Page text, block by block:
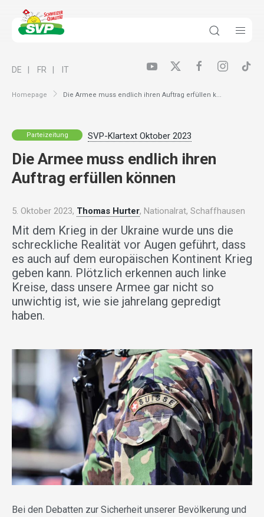
Homepage Die Armee muss endlich ihren Auftrag erfüllen k...
DE FR IT
Parteizeitung SVP-Klartext Oktober 2023
Die Armee muss endlich ihren
Auftrag erfüllen können
5. Oktober 2023, Thomas Hurter, Nationalrat, Schaffhausen
Mit dem Krieg in der Ukraine wurde uns die
schreckliche Realität vor Augen geführt, dass
es auch auf dem europäischen Kontinent Krieg
geben kann. Plötzlich erkennen auch linke
Kreise, dass unsere Armee gar nicht so
unwichtig ist, wie sie jahrelang gepredigt
haben.
Bei den Debatten zur Sicherheit unserer Bevölkerung und